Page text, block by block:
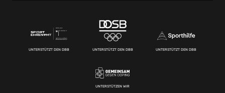
UNTERSTÜTZT DEN DBB UNTERSTÜTZT DEN DBB UNTERSTÜTZT DEN DBB
UNTERSTÜTZEN WIR